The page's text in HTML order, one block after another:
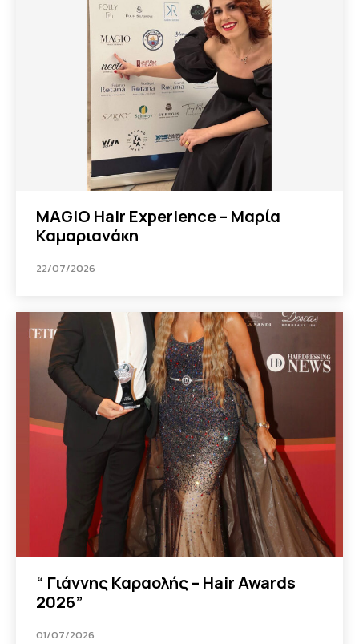
MAGIO Hair Experience – Μαρία
Καμαριανάκη
22/07/2026
“ Γιάννης Καραολής – Hair Awards
2026”
01/07/2026